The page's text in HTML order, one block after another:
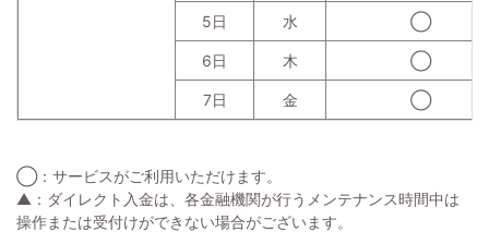
5日 水 ◯
6日 木 ◯
7日 金 ◯
◯：サービスがご利用いただけます。
▲ ：ダイレクト入金は、各金融機関が行うメンテナンス時間中は
操作または受付けができない場合がございます。